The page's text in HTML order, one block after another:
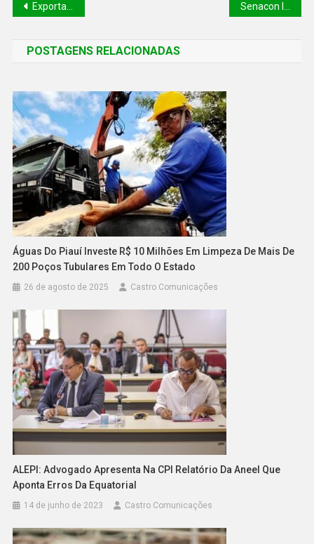
Exportações no Piauí crescem 34% no primeiro bimestre Senacon lança série de atividades no Dia Mundial do Consumidor
POSTAGENS RELACIONADAS
Águas Do Piauí Investe R$ 10 Milhões Em Limpeza De Mais De
200 Poços Tubulares Em Todo O Estado
26 de agosto de 2025 Castro Comunicações
ALEPI: Advogado Apresenta Na CPI Relatório Da Aneel Que
Aponta Erros Da Equatorial
14 de junho de 2023 Castro Comunicações